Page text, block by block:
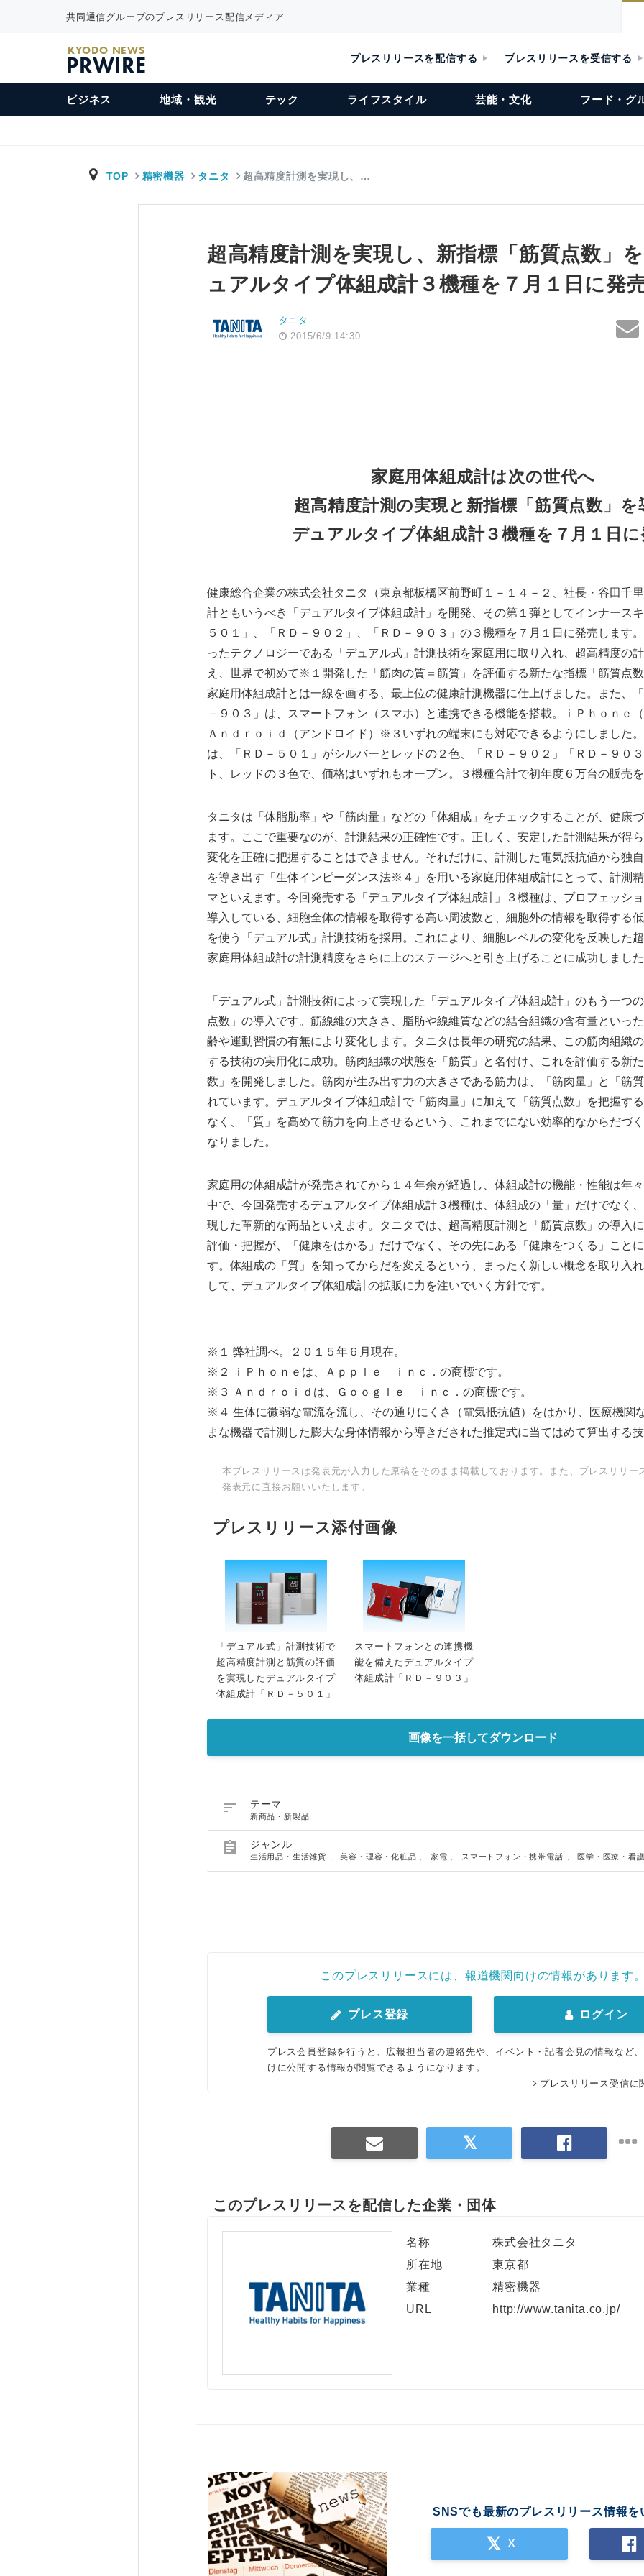
共同通信グループのプレスリリース配信メディア
KYODO NEWS
PRWIRE プレスリリースを配信する プレスリリースを受信する
ビジネス 地域・観光 テック ライフスタイル 芸能・文化 フード・グ
TOP 精密機器 タニタ 超高精度計測を実現し、…
超高精度計測を実現し、新指標「筋質点数」
ュアルタイプ体組成計３機種を７月１日に発
タニタ
2015/6/9 14:30
家庭用体組成計は次の世代へ
超高精度計測の実現と新指標「筋質点数」を
デュアルタイプ体組成計３機種を７月１日に
健康総合企業の株式会社タニタ（東京都板橋区前野町１－１４－２、社長・谷田千
計ともいうべき「デュアルタイプ体組成計」を開発、その第１弾としてインナース
５０１」、「ＲＤ－９０２」、「ＲＤ－９０３」の３機種を７月１日に発売します
ったテクノロジーである「デュアル式」計測技術を家庭用に取り入れ、超高精度の
え、世界で初めて※１開発した「筋肉の質＝筋質」を評価する新たな指標「筋質点
家庭用体組成計とは一線を画する、最上位の健康計測機器に仕上げました。また、
－９０３」は、スマートフォン（スマホ）と連携できる機能を搭載。ｉＰｈｏｎｅ
Ａｎｄｒｏｉｄ（アンドロイド）※３いずれの端末にも対応できるようにしました
は、「ＲＤ－５０１」がシルバーとレッドの２色、「ＲＤ－９０２」「ＲＤ－９０
ト、レッドの３色で、価格はいずれもオープン。３機種合計で初年度６万台の販売
タニタは「体脂肪率」や「筋肉量」などの「体組成」をチェックすることが、健康
ます。ここで重要なのが、計測結果の正確性です。正しく、安定した計測結果が得
変化を正確に把握することはできません。それだけに、計測した電気抵抗値から独
を導き出す「生体インピーダンス法※４」を用いる家庭用体組成計にとって、計測
マといえます。今回発売する「デュアルタイプ体組成計」３機種は、プロフェッシ
導入している、細胞全体の情報を取得する高い周波数と、細胞外の情報を取得する
を使う「デュアル式」計測技術を採用。これにより、細胞レベルの変化を反映した
家庭用体組成計の計測精度をさらに上のステージへと引き上げることに成功しまし
「デュアル式」計測技術によって実現した「デュアルタイプ体組成計」のもう一つ
点数」の導入です。筋線維の大きさ、脂肪や線維質などの結合組織の含有量といっ
齢や運動習慣の有無により変化します。タニタは長年の研究の結果、この筋肉組織
する技術の実用化に成功。筋肉組織の状態を「筋質」と名付け、これを評価する新
数」を開発しました。筋肉が生み出す力の大きさである筋力は、「筋肉量」と「筋
れています。デュアルタイプ体組成計で「筋肉量」に加えて「筋質点数」を把握す
なく、「質」を高めて筋力を向上させるという、これまでにない効率的なからだづ
なりました。
家庭用の体組成計が発売されてから１４年余が経過し、体組成計の機能・性能は年
中で、今回発売するデュアルタイプ体組成計３機種は、体組成の「量」だけでなく
現した革新的な商品といえます。タニタでは、超高精度計測と「筋質点数」の導入
評価・把握が、「健康をはかる」だけでなく、その先にある「健康をつくる」こと
す。体組成の「質」を知ってからだを変えるという、まったく新しい概念を取り入
して、デュアルタイプ体組成計の拡販に力を注いでいく方針です。
※１ 弊社調べ。２０１５年６月現在。
※２ ｉＰｈｏｎｅは、Ａｐｐｌｅ ｉｎｃ．の商標です。
※３ Ａｎｄｒｏｉｄは、Ｇｏｏｇｌｅ ｉｎｃ．の商標です。
※４ 生体に微弱な電流を流し、その通りにくさ（電気抵抗値）をはかり、医療機関
まな機器で計測した膨大な身体情報から導きだされた推定式に当てはめて算出する
本プレスリリースは発表元が入力した原稿をそのまま掲載しております。また、プレスリリー
発表元に直接お願いいたします。
プレスリリース添付画像
「デュアル式」計測技術で
超高精度計測と筋質の評価
を実現したデュアルタイプ
体組成計「ＲＤ－５０１」
スマートフォンとの連携機
能を備えたデュアルタイプ
体組成計「ＲＤ－９０３」
画像を一括してダウンロード
 テーマ
新商品・新製品
 ジャンル
生活用品・生活雑貨 、美容・理容・化粧品 、家電 スマートフォン・携帯電話 、医学・医療・看
このプレスリリースには、報道機関向けの情報があります
プレス登録 ログイン
プレス会員登録を行うと、広報担当者の連絡先や、イベント・記者会見の情報など
けに公開する情報が閲覧できるようになります。
プレスリリース受信に
このプレスリリースを配信した企業・団体
名称
株式会社タニタ
所在地
東京都
業種
精密機器
URL
http://www.tanita.co.jp/
SNSでも最新のプレスリリース情報を
X
Japanese